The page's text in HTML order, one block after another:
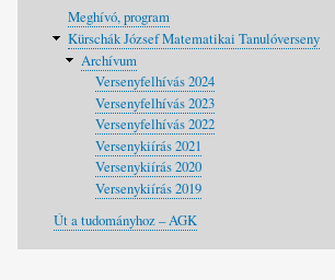
Meghívó, program
Kürschák József Matematikai Tanulóverseny
Archívum
Versenyfelhívás 2024
Versenyfelhívás 2023
Versenyfelhívás 2022
Versenykiírás 2021
Versenykiírás 2020
Versenykiírás 2019
Út a tudományhoz – AGK